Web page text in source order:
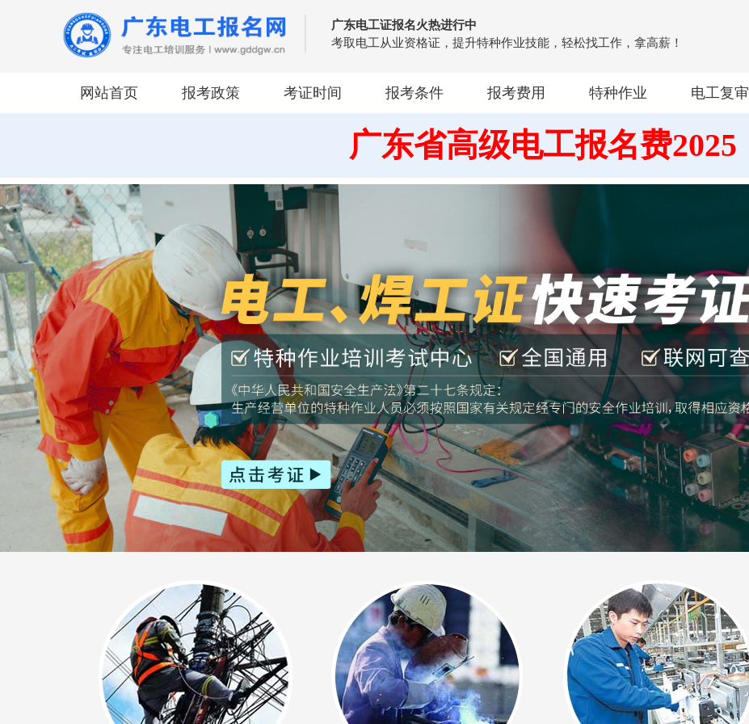
广东电工证报名火热进行中
考取电工从业资格证，提升特种作业技能，轻松找工作，拿高薪！
网站首页 报考政策 考证时间 报考条件 报考费用 特种作业 电工复审
广东省高级电工报名费2025